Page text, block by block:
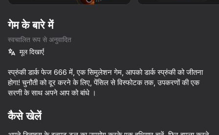
85
गेम के बारे में
स्वचालित रूप से अनुवादित
मूल दिखाएँ
स्प्रुंकी डार्क फेज 666 में, एक सिमुलेशन गेम, आपको डार्क स्प्रुंकी को जीतना
होगा! चुनौती को दूर करने के लिए, पेंसिल से विस्फोटक तक, उपकरणों की एक
सरणी के साथ अपने आप को बांधे ।
कैसे खेलें